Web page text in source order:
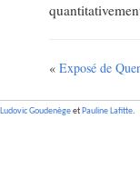
«Exposé de
Ludovic Goudenège et Pauline Lafitte.